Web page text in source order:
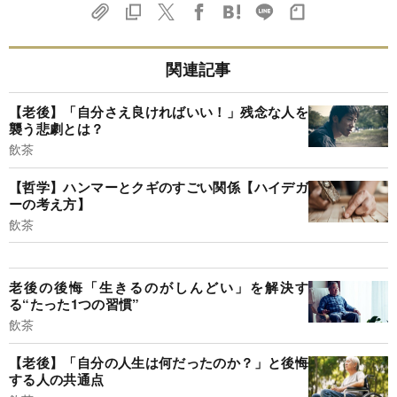
関連記事
【老後】「自分さえ良ければいい！」残念な人を
襲う悲劇とは？
飲茶
【哲学】ハンマーとクギのすごい関係【ハイデガ
ーの考え方】
飲茶
老後の後悔「生きるのがしんどい」を解決す
る“たった1つの習慣”
飲茶
【老後】「自分の人生は何だったのか？」と後悔
する人の共通点